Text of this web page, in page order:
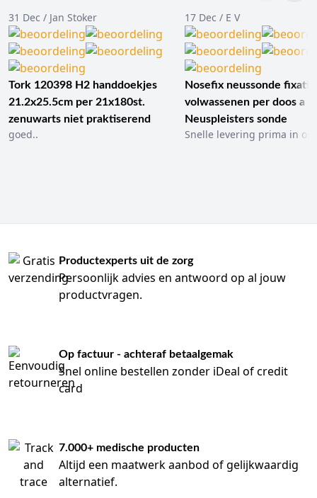
31 Dec / Jan Stoker
Tork 120398 H2 handdoekjes
21.2x25.5cm per 21x180st.
zenuwarts niet praktiserend
goed..
17 Dec / E V
Nosefix neussonde
volwassenen per doos a
Neuspleisters sonde
Snelle levering prima in
Productexperts uit de zorg
Persoonlijk advies en antwoord op al jouw
productvragen.
Op factuur - achteraf betaalgemak
Snel online bestellen zonder iDeal of credit
card
7.000+ medische producten
Altijd een maatwerk aanbod of gelijkwaardig
alternatief.